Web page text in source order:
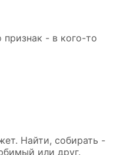
признак - в кого-то
Найти, собирать -
или друг.